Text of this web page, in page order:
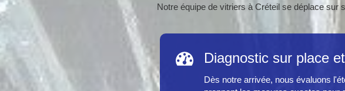
Notre équipe de vitriers à Créteil se déplace sur
Diagnostic sur place
Dès notre arrivée, nous évaluons